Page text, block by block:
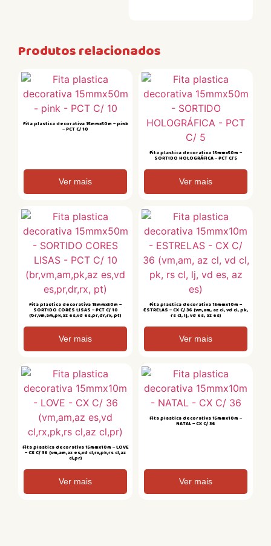
Produtos relacionados
Fita plastica decorativa 15mmx50m – pink
– PCT C/ 10
Ver mais
Fita plastica decorativa 15mmx50m –
SORTIDO HOLOGRÁFICA – PCT C/ 5
Ver mais
Fita plastica decorativa 15mmx50m –
SORTIDO CORES LISAS – PCT C/ 10
(br,vm,am,pk,az es,vd es,pr,dr,rx, pt)
Ver mais
Fita plastica decorativa 15mmx10m –
ESTRELAS – CX C/ 36 (vm,am, az cl, vd cl, pk,
rs cl, lj, vd es, az es)
Ver mais
Fita plastica decorativa 15mmx10m – LOVE
– CX C/ 36 (vm,am,az es,vd cl,rx,pk,rs cl,az
cl,pr)
Ver mais
Fita plastica decorativa 15mmx10m –
NATAL – CX C/ 36
Ver mais